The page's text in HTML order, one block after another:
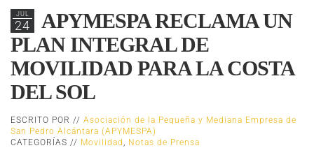
JUL
24
APYMESPA RECLAMA UN
PLAN INTEGRAL DE
MOVILIDAD PARA LA COSTA
DEL SOL
ESCRITO POR // Asociación de la Pequeña y Mediana Empresa de
San Pedro Alcántara (APYMESPA)
CATEGORÍAS // Movilidad , Notas de Prensa